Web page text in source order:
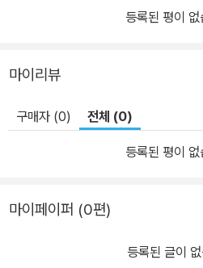
수상 시기의 두 차례 정상회담에서는
하였다. 이 장은 이와 같은 한국조항
면을 체제와 행위자, 그리고 한미일
체-구조 문제’와 ‘복합성’의 관점에서 검토하고
대 후반 일본 안보정책 변화에서 국내
이 글은 제2기 아베 정권기 안보정책
는 국내정치의 양상도 유사하다고 본
던 대중정책의 상이한 정책지향이
렵다는 점을 지적한다. 2010년대 아
등록된 평이 없
마이리뷰
구매자 (0) 전체 (0)
등록된 평이 없
마이페이퍼 (0편)
등록된 글이